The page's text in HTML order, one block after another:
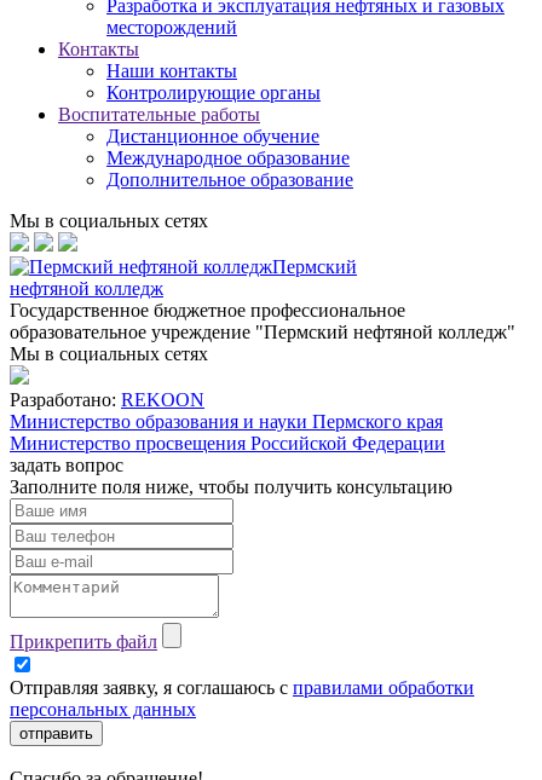
Разработка и эксплуатация нефтяных и газовых
месторождений
Контакты
Наши контакты
Контролирующие органы
Воспитательные работы
Дистанционное обучение
Международное образование
Дополнительное образование
Мы в социальных сетях
Пермский
нефтяной колледж
Государственное бюджетное профессиональное
образовательное учреждение "Пермский нефтяной колледж"
Мы в социальных сетях
Разработано: REKOON
Министерство образования и науки Пермского края
Министерство просвещения Российской Федерации
задать вопрос
Заполните поля ниже, чтобы получить консультацию
Прикрепить файл
Отправляя заявку, я соглашаюсь с правилами обработки
персональных данных
отправить